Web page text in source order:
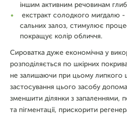
іншим активним речовинам
екстракт солодкого мигдалю -
сальних залоз, стимулює
покращує колір обличчя.
Сироватка дуже економічна у
розподіляється по шкірних
не залишаючи при цьому липкого
застосування цього засобу
зменшити ділянки з запаленнями,
та пігментації, прискорити